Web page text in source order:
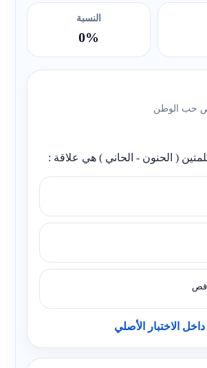
النسبة
0%
نص حب الوطن
( الحنون - الحاني ) هي علاقة :
الاختبار الأصلي